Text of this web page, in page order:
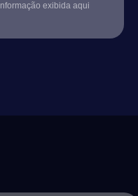
exibida aqui